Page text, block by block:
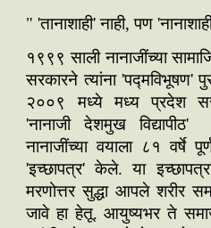
" 'तानाशाही' नाही, पण
१९९९ साली नानाजींच्या
सरकारने त्यांना 'पद्मविभूषण'
२००९ मध्ये मध्य प्रदेश
'नानाजी देशमुख
नानाजींच्या वयाला ८१ वर्षे
'इच्छापत्र' केले. या
मरणोत्तर सुद्धा आपले शरीर
जावे हा हेतू. आयुष्यभर ते